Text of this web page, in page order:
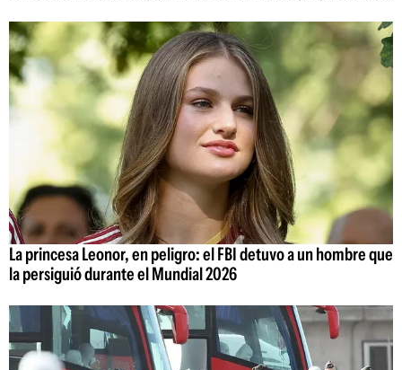
La princesa Leonor, en peligro: el FBI detuvo a un hombre que
la persiguió durante el Mundial 2026